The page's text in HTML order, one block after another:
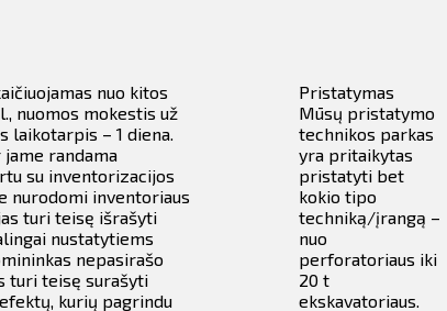
nuo kitos
nuomos mokestis už
laikotarpis – 1 diena.
randama
su inventorizacijos
nurodomi inventoriaus
turi teisę išrašyti
nustatytiems
nepasirašo
turi teisę surašyti
kurių pagrindu
Pristatymas
Mūsų pristatymo
technikos parkas
yra pritaikytas
pristatyti bet
kokio tipo
techniką/įrangą –
nuo
perforatoriaus iki
20 t
ekskavatoriaus.